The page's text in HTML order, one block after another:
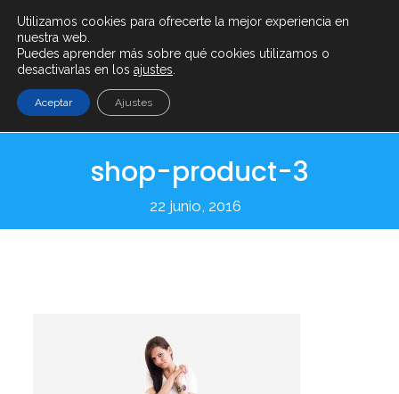
info@serenty.es + (34) 900 101 865
shop-product-3
22 junio, 2016
Utilizamos cookies para ofrecerte la mejor experiencia en
nuestra web.
Puedes aprender más sobre qué cookies utilizamos o
desactivarlas en los ajustes
Aceptar Ajustes